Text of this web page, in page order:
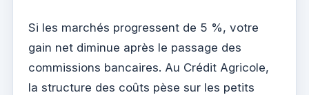
Si les marchés progressent de 5 %, votre
gain net diminue après le passage des
commissions bancaires. Au Crédit Agricole,
la structure des coûts pèse sur les petits